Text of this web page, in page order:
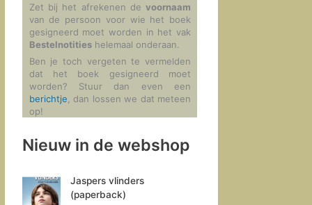
Zet bij het afrekenen devoornaam
van de persoon voor wie het boek
gesigneerd moet worden in het vak
Bestelnotitieshelemaal onderaan.
Ben je toch vergeten te vermelden
dat het boek gesigneerd moet
worden? Stuur dan even een
berichtje , dan lossen we dat meteen
op!
Nieuw in de webshop
Jaspers vlinders
(paperback)